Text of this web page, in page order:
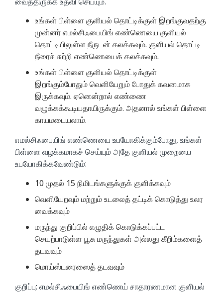
உங்கள் பிள்ளை குளியல் தொட்டிக்குள் இறங்குவதற்கு
முன்னர் எமல்சிஃபையிங் எண்ணெயை குளியல்
தொட்டியிலுள்ள நீருடன் கலக்கவும். குளியல் தொட்டி
நீரைச் சுற்றி எண்ணெயைக் கலக்கவும்.
உங்கள் பிள்ளை குளியல் தொட்டிக்குள்
இறங்கும்போதும் வெளியேறும் போதுக் கவனமாக
இருக்கவும். ஏனென்றால் எண்ணை
வழுக்கக்கூடியதாயிருக்கும். அதனால் உங்கள் பிள்ளை
காயமடையலாம்.
எமல்சிஃபையிங் எண்ணெயை உபயோகிக்கும்போது, உங்கள்
பிள்ளை வழக்கமாகச் செய்யும் அதே குளியல் முறையை
உபயோகிக்கவேண்டும்:
10 முதல் 15 நிமிடங்களுக்குக் குளிக்கவும்
வெளியேறவும் மற்றும் உடலைத் தட்டிக் கொடுத்து உலர
வைக்கவும்
மருந்து குறிப்பில் எழுதிக் கொடுக்கப்பட்ட
செயற்பாடுள்ள பூசு மருந்துகள் அல்லது கீறிம்களைத்
தடவவும்
மொய்ஸ்டரைஸைத் தடவவும்
குறிப்பு: எமல்சிஃபையிங் எண்ணெய் சாதாரணமான குளியல்